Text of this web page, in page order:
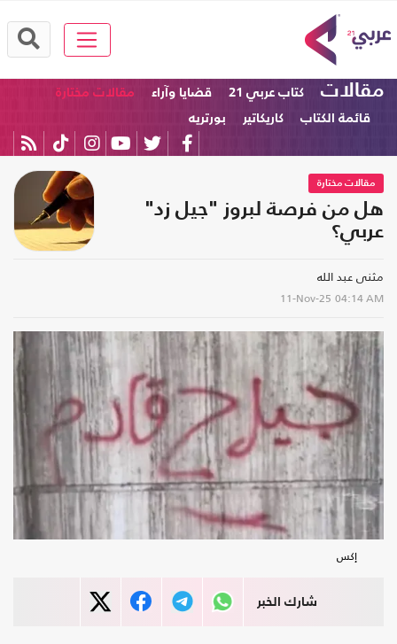
مقالات كتاب عربي 21 قضايا وآراء
مقالات مختارة
قائمة الكتاب
كاريكاتير بورتريه
مقالات مختارة
هل من فرصة لبروز "جيل زد"
عربي؟
مثنى عبد الله
11-Nov-25 04:14 AM
إكس
شارك الخبر